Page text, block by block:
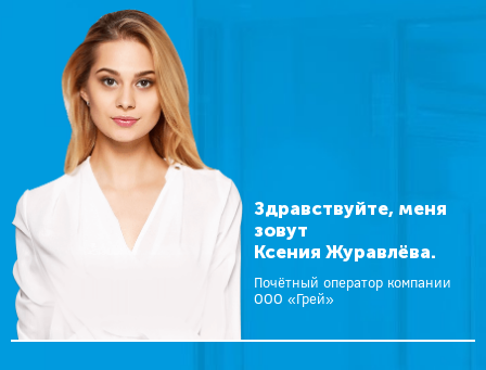
Здравствуйте, меня
зовут
Ксения Журавлёва.
Почётный оператор компании
ООО «Грей»